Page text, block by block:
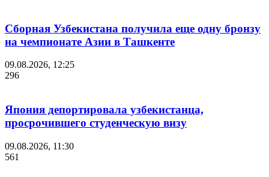
Сборная Узбекистана получила еще одну бронзу
на чемпионате Азии в Ташкенте
09.08.2026, 12:25
296
Япония депортировала узбекистанца,
просрочившего студенческую визу
09.08.2026, 11:30
561